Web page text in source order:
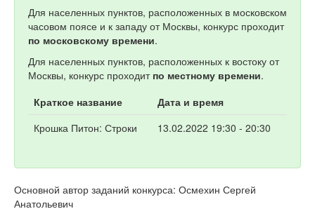
Для населенных пунктов, расположенных в московском
часовом поясе и к западу от Москвы, конкурс проходит
по московскому времени.
Для населенных пунктов, расположенных к востоку от
Москвы, конкурс проходит по местному времени.
Краткое название
Дата и время
Крошка Питон: Строки
13.02.2022 19:30 - 20:30
Основной автор заданий конкурса: Осмехин Сергей
Анатольевич